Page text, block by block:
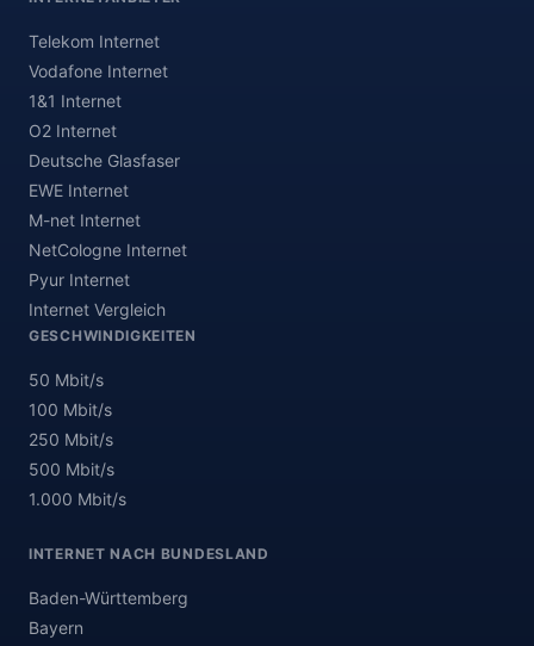
Telekom Internet
Vodafone Internet
1&1 Internet
O2 Internet
Deutsche Glasfaser
EWE Internet
M-net Internet
NetCologne Internet
Pyur Internet
Internet Vergleich
GESCHWINDIGKEITEN
50 Mbit/s
100 Mbit/s
250 Mbit/s
500 Mbit/s
1.000 Mbit/s
INTERNET NACH BUNDESLAND
Baden-Württemberg
Bayern